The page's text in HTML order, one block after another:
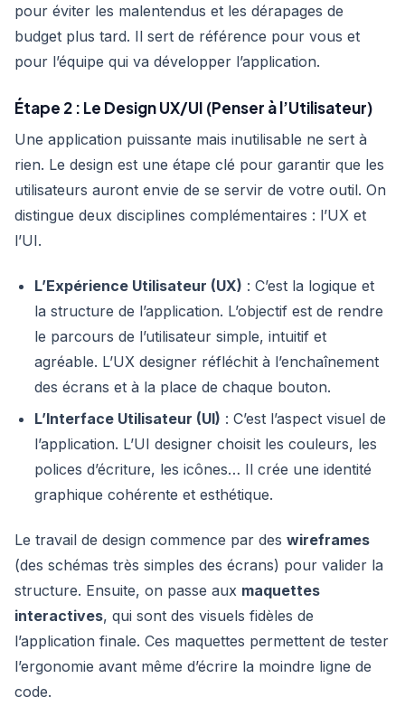
pour éviter les malentendus et les dérapages de
budget plus tard. Il sert de référence pour vous et
pour l’équipe qui va développer l’application.
Étape 2 : Le Design UX/UI (Penser à l’Utilisateur)
Une application puissante mais inutilisable ne sert à
rien. Le design est une étape clé pour garantir que les
utilisateurs auront envie de se servir de votre outil. On
distingue deux disciplines complémentaires : l’UX et
l’UI.
L’Expérience Utilisateur (UX) : C’est la logique et
la structure de l’application. L’objectif est de rendre
le parcours de l’utilisateur simple, intuitif et
agréable. L’UX designer réfléchit à l’enchaînement
des écrans et à la place de chaque bouton.
L’Interface Utilisateur (UI) : C’est l’aspect visuel de
l’application. L’UI designer choisit les couleurs, les
polices d’écriture, les icônes… Il crée une identité
graphique cohérente et esthétique.
Le travail de design commence par des wireframes
(des schémas très simples des écrans) pour valider la
structure. Ensuite, on passe aux maquettes
interactives, qui sont des visuels fidèles de
l’application finale. Ces maquettes permettent de tester
l’ergonomie avant même d’écrire la moindre ligne de
code.